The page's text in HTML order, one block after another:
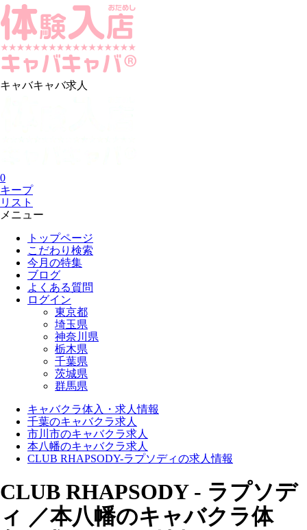
キャバキャバ求人
0
キープ
リスト
メニュー
トップページ
こだわり検索
今月の特集
ブログ
よくある質問
ログイン
東京都
埼玉県
神奈川県
栃木県
千葉県
茨城県
群馬県
キャバクラ体入・求人情報
千葉のキャバクラ求人
市川市のキャバクラ求人
本八幡のキャバクラ求人
CLUB RHAPSODY-ラプソディの求人情報
CLUB RHAPSODY - ラプソデ
ィ ／本八幡のキャバクラ体